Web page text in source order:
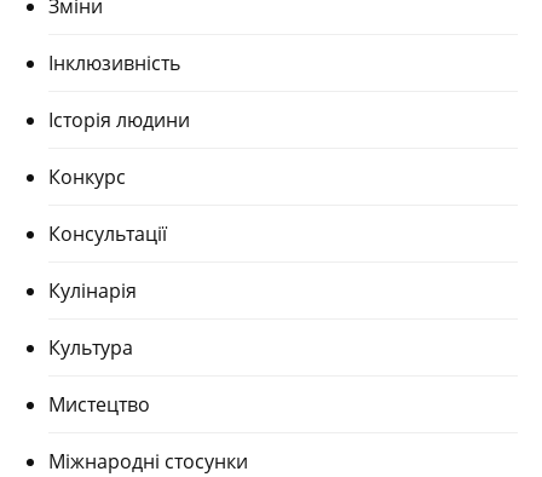
Зміни
Інклюзивність
Історія людини
Конкурс
Консультації
Кулінарія
Культура
Мистецтво
Міжнародні стосунки